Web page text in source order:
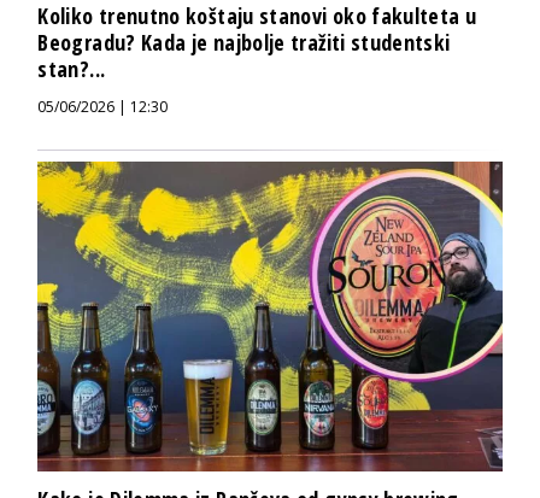
Koliko trenutno koštaju stanovi oko fakulteta u
Beogradu? Kada je najbolje tražiti studentski
stan?...
05/06/2026 | 12:30